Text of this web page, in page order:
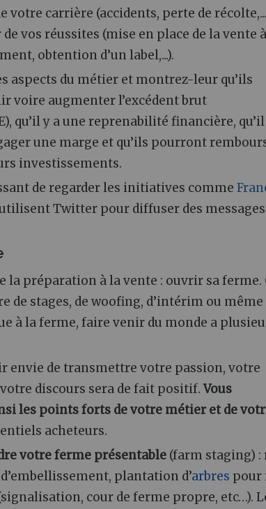
votre carrière (accidents, perte de
vos réussites (mise en place de la vente
obtention d’un label,...).
aspects du métier et montrez-leur qu’ils
voire augmenter l’excédent brut
qu’il y a une reprenabilité financière, qu’il
une marge et qu’ils pourront
investissements.
de regarder les initiatives comme
Twitter pour diffuser des
la préparation à la vente : ouvrir sa ferme.
de stages, de woofing, d’intérim ou même
à la ferme, faire venir du monde a
envie de transmettre votre passion, votre
discours sera de fait positif.Vous
les points forts de votre métier et de
acheteurs.
votre ferme présentable (farm staging) :
plantation d’arbres pour
cour de ferme propre, etc…).